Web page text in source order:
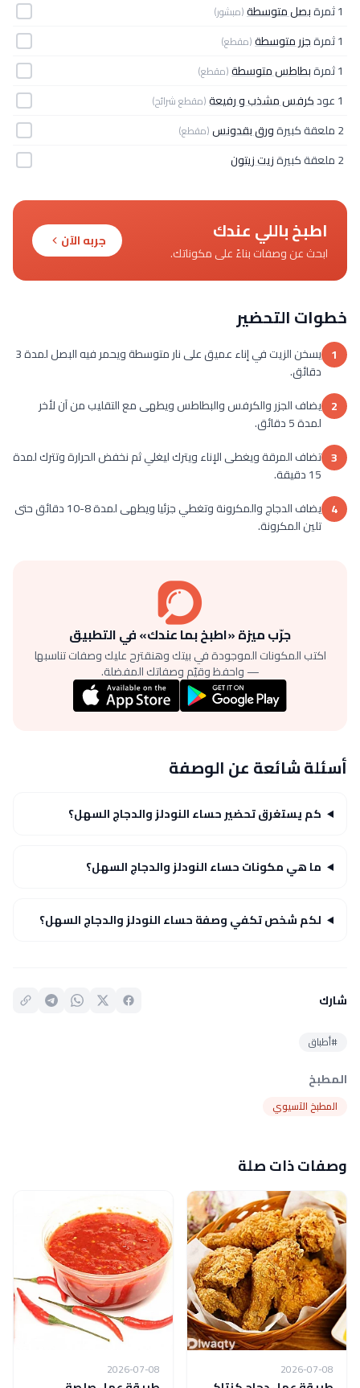
1 ثمرة
بصل متوسطة(مبشور)
1 ثمرة جزر متوسطة(مقطع)
1 ثمرة بطاطس متوسطة(مقطع)
1 عود كرفس مشذب و رفيعة(مقطع شرائح)
2 ملعقة كبيرة ورق بقدونس(مقطع)
2 ملعقة كبيرة زيت زيتون
اطبخ باللي عندك
ابحث عن وصفات بناءً على مكوناتك.
جربه الآن
خطوات التحضير
1
يسخن الزيت في إناء عميق على نار متوسطة ويحمر فيه البصل لمدة 3
دقائق.
2 يضاف الجزر والكرفس والبطاطس ويطهى مع التقليب من آن لأخر
لمدة 5 دقائق.
3 تضاف المرقة ويغطى الإناء ويترك ليغلي ثم نخفض الحرارة وتترك لمدة
15 دقيقة.
4
يضاف الدجاج والمكرونة وتغطي جزئيا ويطهى لمدة 8-10 دقائق حتى
تلين المكرونة.
جرّب ميزة «اطبخ بما عندك» في التطبيق
اكتب المكونات الموجودة في بيتك وهنقترح عليك وصفات تناسبها
— واحفظ وقيّم وصفاتك المفضلة.
أسئلة شائعة عن الوصفة
كم يستغرق تحضير حساء النودلز والدجاج السهل؟
ما هي مكونات حساء النودلز والدجاج السهل؟
لكم شخص تكفي وصفة حساء النودلز والدجاج السهل؟
شارك
#أطباق
المطبخ
المطبخ الآسيوي
وصفات ذات صلة
2026-07-08
2026-07-08